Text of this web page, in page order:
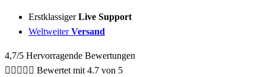
Sidebar-
Sidebar-
ErstklassigerLive Support
WeltweiterVersand
4,7/5 Hervorragende Bewertungen
     Bewertet mit 4.7 von 5